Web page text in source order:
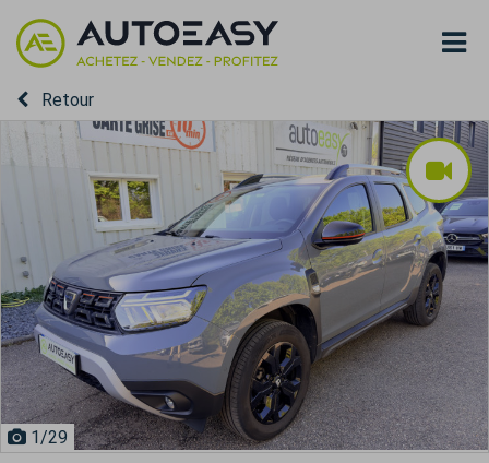
Retour
1/29